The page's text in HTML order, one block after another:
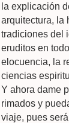
la explicación
arquitectura, la
tradiciones del
eruditos en
elocuencia, la
ciencias
Y ahora dame
rimados y
viaje, pues